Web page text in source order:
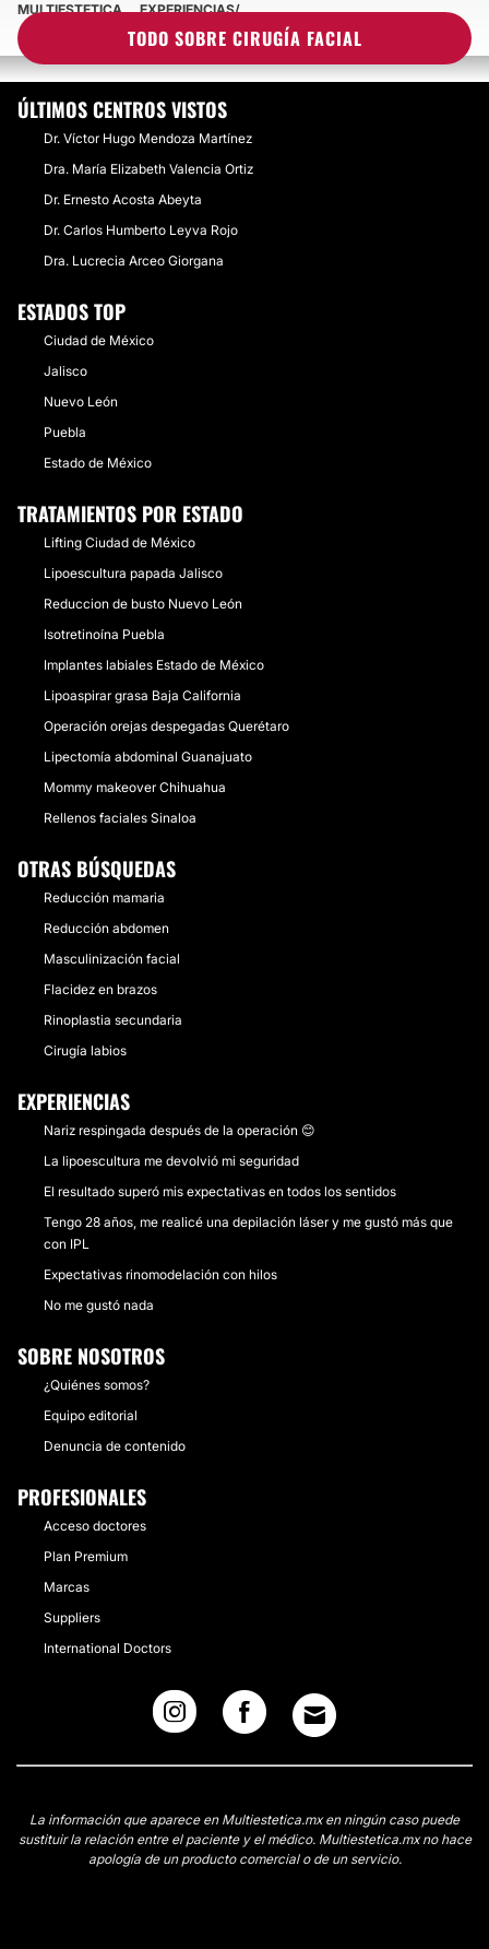
TODO SOBRE CIRUGÍA FACIAL
MULTIESTETICA
EXPERIENCIAS
EXPERIENCIAS SOBRE CIRUGÍA FACIAL
ÚLTIMOS CENTROS VISTOS
Dr. Víctor Hugo Mendoza Martínez
Dra. María Elizabeth Valencia Ortiz
Dr. Ernesto Acosta Abeyta
Dr. Carlos Humberto Leyva Rojo
Dra. Lucrecia Arceo Giorgana
ESTADOS TOP
Ciudad de México
Jalisco
Nuevo León
Puebla
Estado de México
TRATAMIENTOS POR ESTADO
Lifting Ciudad de México
Lipoescultura papada Jalisco
Reduccion de busto Nuevo León
Isotretinoína Puebla
Implantes labiales Estado de México
Lipoaspirar grasa Baja California
Operación orejas despegadas Querétaro
Lipectomía abdominal Guanajuato
Mommy makeover Chihuahua
Rellenos faciales Sinaloa
OTRAS BÚSQUEDAS
Reducción mamaria
Reducción abdomen
Masculinización facial
Flacidez en brazos
Rinoplastia secundaria
Cirugía labios
EXPERIENCIAS
Nariz respingada después de la operación 😊
La lipoescultura me devolvió mi seguridad
El resultado superó mis expectativas en todos los sentidos
Tengo 28 años, me realicé una depilación láser y me gustó más que
con IPL
Expectativas rinomodelación con hilos
No me gustó nada
SOBRE NOSOTROS
¿Quiénes somos?
Equipo editorial
Denuncia de contenido
PROFESIONALES
Acceso doctores
Plan Premium
Marcas
Suppliers
International Doctors
La información que aparece en Multiestetica.mx en ningún caso puede
sustituir la relación entre el paciente y el médico. Multiestetica.mx no hace
apología de un producto comercial o de un servicio.